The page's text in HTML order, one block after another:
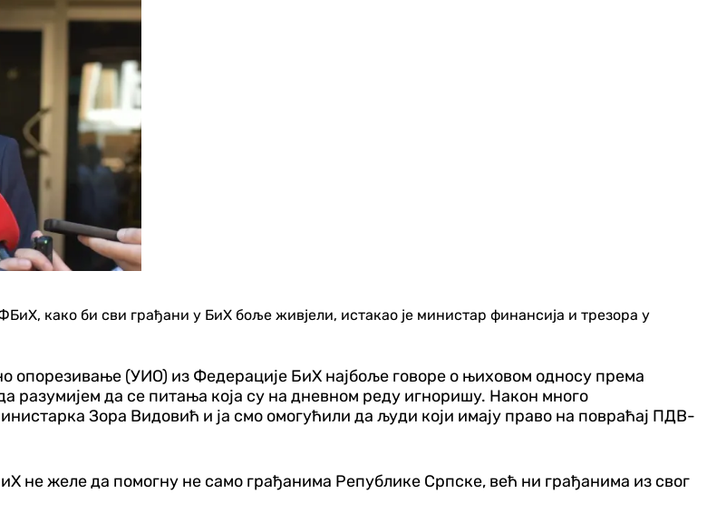
како би сви грађани у БиХ боље живјели, истакао је министар финансија и трезора у
опорезивање (УИО) из Федерације БиХ најбоље говоре о њиховом односу према
разумијем да се питања која су на дневном реду игноришу. Након много
Зора Видовић и ја смо омогућили да људи који имају право на повраћај ПДВ-
не желе да помогну не само грађанима Републике Српске, већ ни грађанима из свог